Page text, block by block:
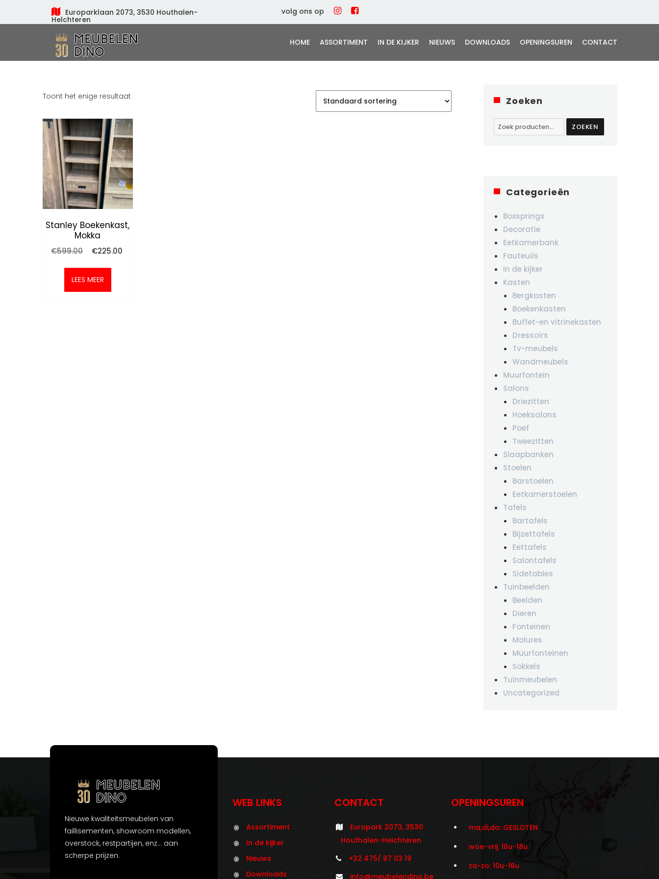
Europarklaan 2073, 3530 Houthalen-
Helchteren
volg ons op
HOME ASSORTIMENT IN DE KIJKER NIEUWS DOWNLOADS OPENINGSUREN CONTACT
Toont het enige resultaat
Stanley Boekenkast,
Mokka
€599.00
Oorspronkelijke
was:
€599.00.
€225.00
LEES MEER
Zoeken
Zoeken
naar:
ZOEKEN
Categorieën
Boxsprings
Decoratie
Eetkamerbank
Fauteuils
In de kijker
Kasten
Bergkasten
Boekenkasten
Buffet-en vitrinekasten
Dressoirs
Tv-meubels
Wandmeubels
Muurfontein
Salons
Driezitten
Hoeksalons
Poef
Tweezitten
Slaapbanken
Stoelen
Barstoelen
Eetkamerstoelen
Tafels
Bartafels
Bijzettafels
Eettafels
Salontafels
Sidetables
Tuinbeelden
Beelden
Dieren
Fonteinen
Molures
Muurfonteinen
Sokkels
Tuinmeubelen
Uncategorized
Nieuwe kwaliteitsmeubelen van
faillisementen, showroom modellen,
overstock, restpartijen, enz... aan
scherpe prijzen.
WEB LINKS
Assortiment
In de kijker
Nieuws
Downloads
CONTACT
Europark 2073, 3530
Houthalen-Helchteren
+32 475/ 87 03 19
info@meubelendino.be
OPENINGSUREN
ma,di,do: GESLOTEN
woe-vrij: 10u-18u
za-zo: 10u-16u